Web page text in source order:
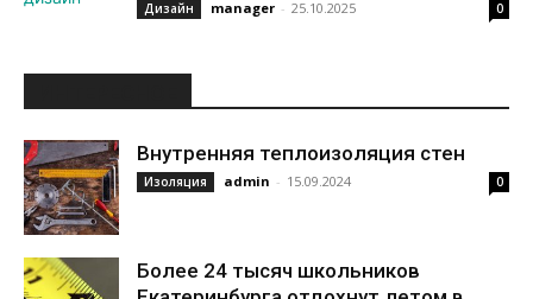
Дизайн manager - 25.10.2025 0
Внутренняя теплоизоляция стен
Изоляция admin - 15.09.2024 0
Более 24 тысяч школьников